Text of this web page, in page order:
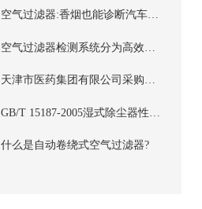
空气过滤器:香烟也能诊断汽车故障?
天津市医药集团有限公司采购高效空气过滤器具体详情
什么是自动卷绕式空气过滤器?